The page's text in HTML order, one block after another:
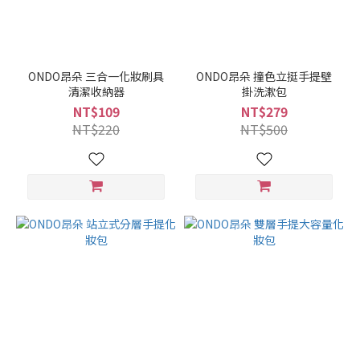
ONDO昂朵 三合一化妝刷具
清潔收納器
NT$109
NT$220
ONDO昂朵 撞色立挺手提壁
掛洗漱包
NT$279
NT$500